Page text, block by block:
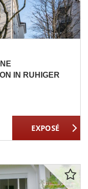
IN RUHIGER